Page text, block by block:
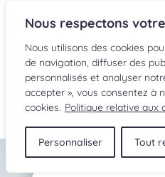
Nous respectons
Nous utilisons des cookies
de navigation, diffuser des
personnalisés et analyser
accepter », vous consentez à
cookies. Politique relative aux
Personnaliser Tout
EN